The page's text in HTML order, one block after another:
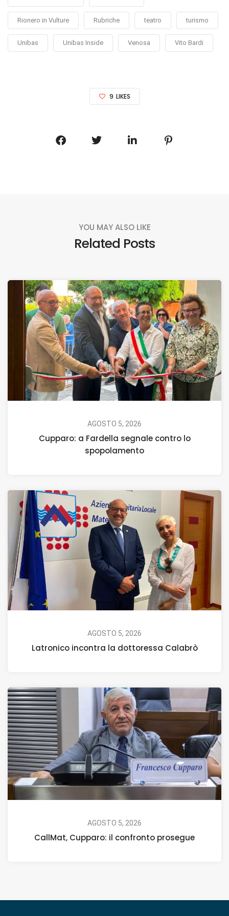
Rionero in Vulture Rubriche teatro turismo
Unibas Unibas Inside Venosa Vito Bardi
9 LIKES
YOU MAY ALSO LIKE
Related Posts
AGOSTO 5, 2026
Cupparo: a Fardella segnale contro lo
spopolamento
AGOSTO 5, 2026
Latronico incontra la dottoressa Calabrò
AGOSTO 5, 2026
CallMat, Cupparo: il confronto prosegue